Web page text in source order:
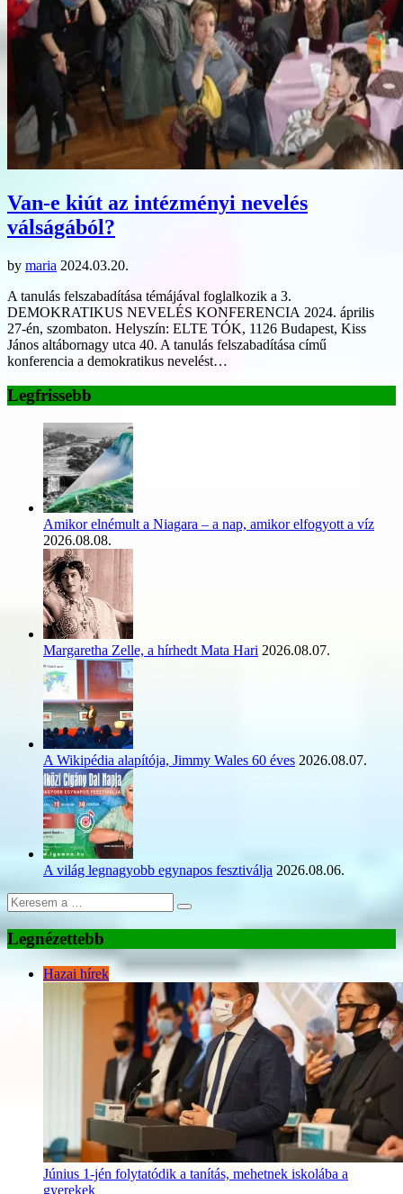
Van-e kiút az intézményi nevelés
válságából?
by maria 2024.03.20.
A tanulás felszabadítása témájával foglalkozik a 3.
DEMOKRATIKUS NEVELÉS KONFERENCIA 2024. április
27-én, szombaton. Helyszín: ELTE TÓK, 1126 Budapest, Kiss
János altábornagy utca 40. A tanulás felszabadítása című
konferencia a demokratikus nevelést…
Legfrissebb
Amikor elnémult a Niagara – a nap, amikor elfogyott a víz
2026.08.08.
Margaretha Zelle, a hírhedt Mata Hari 2026.08.07.
A Wikipédia alapítója, Jimmy Wales 60 éves 2026.08.07.
A világ legnagyobb egynapos fesztiválja 2026.08.06.
Legnézettebb
Hazai hírek
Június 1-jén folytatódik a tanítás, mehetnek iskolába a
gyerekek